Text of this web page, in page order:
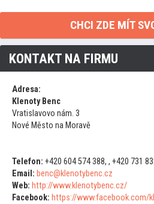
CHCI ZDE MÍT
KONTAKT NA FIRMU
Adresa:
Klenoty Benc
Vratislavovo nám. 3
Nové Město na Moravě
Telefon: +420 604 574 388, , +420 731
Email: benc@klenotybenc.cz
Web: http://www.klenotybenc.cz/
Facebook: https://www.facebook.com/